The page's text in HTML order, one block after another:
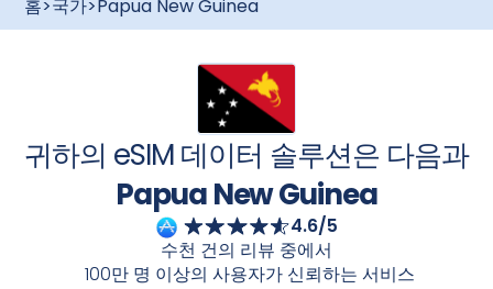
카메라로 스캔하세요
Guinea 크루즈 + 랜드 패키지에도 다양한 요금제가 있습니
GigSky를 시작하는 것은 아주 간단합니다. 데
이터 요금제를 구매하신 후 GigSky 앱을 통해 eSIM을 받으
시거나 이메일 안내에 따라 QR 코드를 이용하여 다운로드하
세요. 설치가 완료되면 빠르고 안정적이며 안정적인 인터넷
연결을 경험하실 수 있습니다Papua New Guinea
유연한 활성화:여행 계획을 미리 세우세요! 여행 전에 데이
터 요금제를 구매하고 eSIM을 설치하세요. 여행지에 도착해
eSIM을 켜면 자동으로 활성화됩니다. 끊김 없는 연결성을 즐
가능
무제한 이용, 최대 7일간
모든 요금제 최대 30% 할인
육지와 바다에서 즐길 수 있는 상시 할인 혜
택
홈>국가>Papua New Guinea
귀하의 eSIM 데이터 솔루션은 다음과
Papua New Guinea
4.6/5
수천 건의 리뷰 중에서
100만 명 이상의 사용자가 신뢰하는 서비스